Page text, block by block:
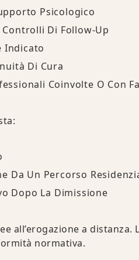
Psicologico
Di Follow-Up
Indicato
Di Cura
Coinvolte O Con
Da Un Percorso
Dopo La Dimissione
all’erogazione a distanza.
normativa.